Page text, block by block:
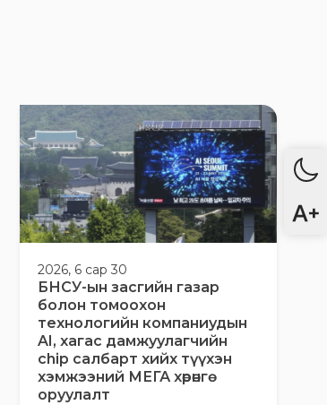
2026, 6 сар 30
БНСУ-ын засгийн газар
болон томоохон
технологийн компаниудын
AI, хагас дамжуулагчийн
chip салбарт хийх түүхэн
хэмжээний МЕГА хөрөнгө
оруулалт